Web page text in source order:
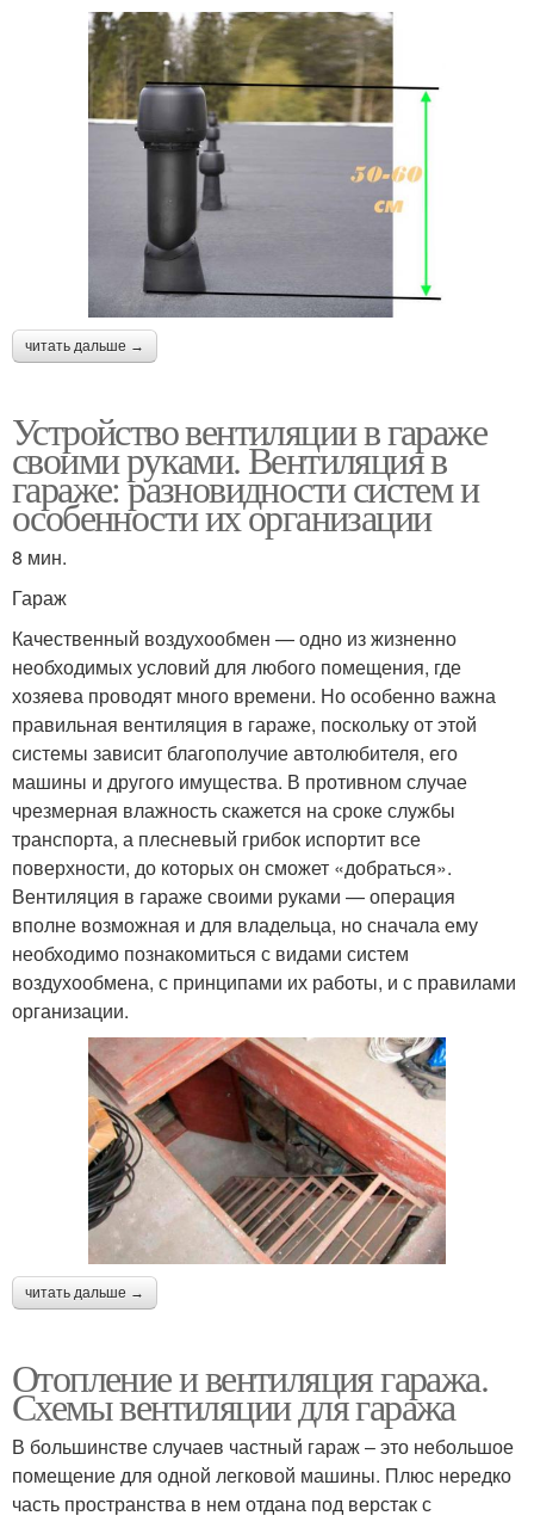
читать дальше →
Устройство вентиляции в гараже
своими руками. Вентиляция в
гараже: разновидности систем и
особенности их организации
8 мин.
Гараж
Качественный воздухообмен — одно из жизненно
необходимых условий для любого помещения, где
хозяева проводят много времени. Но особенно важна
правильная вентиляция в гараже, поскольку от этой
системы зависит благополучие автолюбителя, его
машины и другого имущества. В противном случае
чрезмерная влажность скажется на сроке службы
транспорта, а плесневый грибок испортит все
поверхности, до которых он сможет «добраться».
Вентиляция в гараже своими руками — операция
вполне возможная и для владельца, но сначала ему
необходимо познакомиться с видами систем
воздухообмена, с принципами их работы, и с правилами
организации.
читать дальше →
Отопление и вентиляция гаража.
Схемы вентиляции для гаража
В большинстве случаев частный гараж – это небольшое
помещение для одной легковой машины. Плюс нередко
часть пространства в нем отдана под верстак с